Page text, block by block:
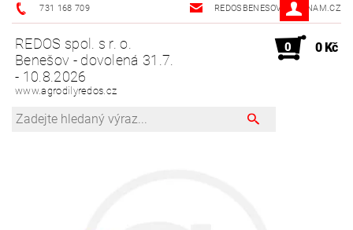
731 168 709 REDOSBENESOV@SEZNAM.CZ
REDOS spol. s r. o.
Benešov - dovolená 31.7.
- 10.8.2026
www.agrodilyredos.cz
0 0 Kč